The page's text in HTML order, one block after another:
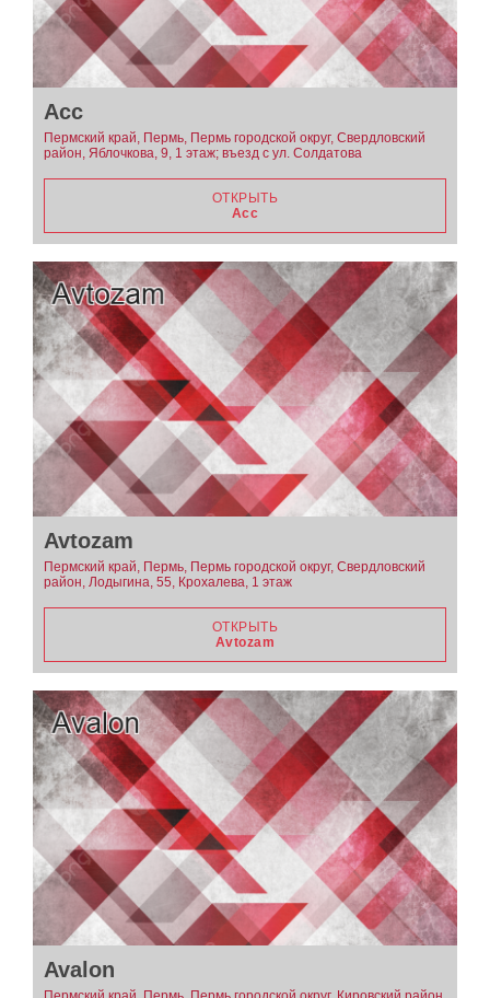
Aсс
Пермский край, Пермь, Пермь городской округ, Свердловский
район, Яблочкова, 9, 1 этаж; въезд с ул. Солдатова
ОТКРЫТЬ
Aсс
Avtozam
Пермский край, Пермь, Пермь городской округ, Свердловский
район, Лодыгина, 55, Крохалева, 1 этаж
ОТКРЫТЬ
Avtozam
Avalon